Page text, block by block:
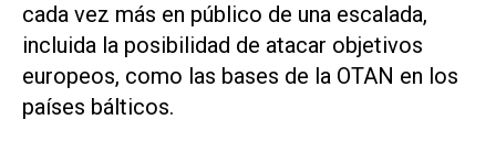
cada vez más en público de una escalada,
incluida la posibilidad de atacar objetivos
europeos, como las bases de la OTAN en los
países bálticos.